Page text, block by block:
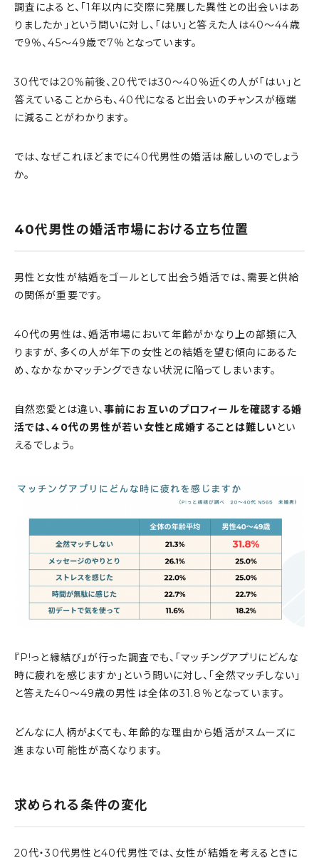
調査によると、「1年以内に交際に発展した異性との出会いはあ
りましたか」という問いに対し、「はい」と答えた人は40〜44歳
で9％、45〜49歳で7％となっています。
30代では20%前後、20代では30〜40％近くの人が「はい」と
答えていることからも、40代になると出会いのチャンスが極端
に減ることがわかります。
では、なぜこれほどまでに40代男性の婚活は厳しいのでしょう
か。
40代男性の婚活市場における立ち位置
男性と女性が結婚をゴールとして出会う婚活では、需要と供給
の関係が重要です。
40代の男性は、婚活市場において年齢がかなり上の部類に入
りますが、多くの人が年下の女性との結婚を望む傾向にあるた
め、なかなかマッチングできない状況に陥ってしまいます。
自然恋愛とは違い、事前にお互いのプロフィールを確認する婚
活では、40代の男性が若い女性と成婚することは難しいとい
えるでしょう。
『P!っと縁結び』が行った調査でも、「マッチングアプリにどんな
時に疲れを感じますか」という問いに対し、「全然マッチしない」
と答えた40〜49歳の男性は全体の31.8％となっています。
どんなに人柄がよくても、年齢的な理由から婚活がスムーズに
進まない可能性が高くなります。
求められる条件の変化
20代・30代男性と40代男性では、女性が結婚を考えるときに